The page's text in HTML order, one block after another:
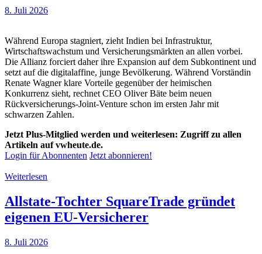
8. Juli 2026
Während Europa stagniert, zieht Indien bei Infrastruktur,
Wirtschaftswachstum und Versicherungsmärkten an allen vorbei.
Die Allianz forciert daher ihre Expansion auf dem Subkontinent und
setzt auf die digitalaffine, junge Bevölkerung. Während Vorständin
Renate Wagner klare Vorteile gegenüber der heimischen
Konkurrenz sieht, rechnet CEO Oliver Bäte beim neuen
Rückversicherungs-Joint-Venture schon im ersten Jahr mit
schwarzen Zahlen.
Jetzt Plus-Mitglied werden und weiterlesen: Zugriff zu allen
Artikeln auf vwheute.de.
Login für Abonnenten Jetzt abonnieren!
Weiterlesen
Allstate-Tochter SquareTrade gründet
eigenen EU-Versicherer
8. Juli 2026